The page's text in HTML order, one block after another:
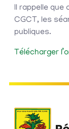
Il rappelle que
CGCT, les
publiques.
Télécharger